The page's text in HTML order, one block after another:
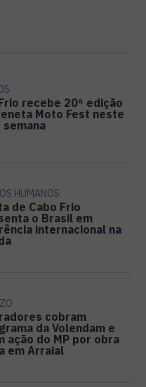
recebe 20ª edição
Moto Fest neste
semana
HUMANOS
de Cabo Frio
o Brasil em
internacional na
cobram
da Volendam e
ação do MP por obra
em Arraial